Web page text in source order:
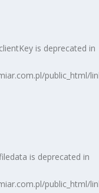
is deprecated in
public_html/
is deprecated in
public_html/